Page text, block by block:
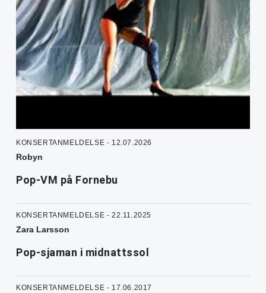
KONSERTANMELDELSE - 12.07.2026
Robyn
Pop-VM på Fornebu
KONSERTANMELDELSE - 22.11.2025
Zara Larsson
Pop-sjaman i midnattssol
KONSERTANMELDELSE - 17.06.2017